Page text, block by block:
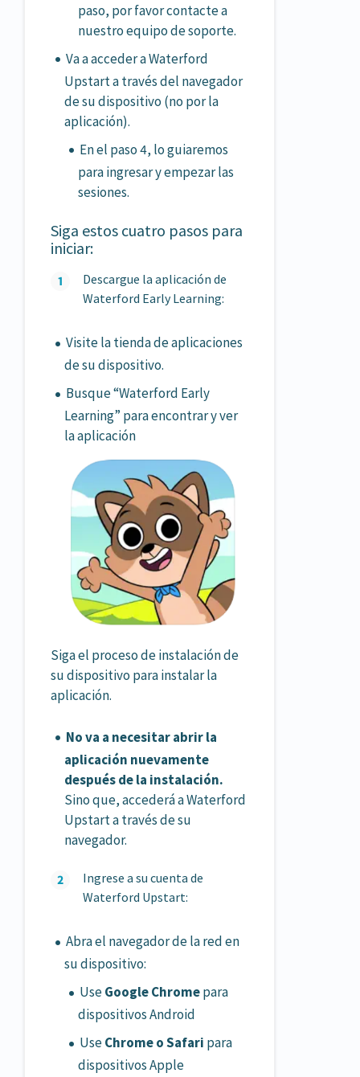
paso, por favor contacte a
nuestro equipo de soporte.
Va a acceder a Waterford
Upstart a través del navegador
de su dispositivo (no por la
aplicación).
En el paso 4, lo guiaremos
para ingresar y empezar las
sesiones.
Siga estos cuatro pasos para
iniciar:
Descargue la aplicación de
Waterford Early Learning:
Visite la tienda de aplicaciones
de su dispositivo.
Busque “Waterford Early
Learning” para encontrar y ver
la aplicación
Siga el proceso de instalación de
su dispositivo para instalar la
aplicación.
No va a necesitar abrir la
aplicación nuevamente
después de la instalación.
Sino que, accederá a Waterford
Upstart a través de su
navegador.
Ingrese a su cuenta de
Waterford Upstart:
Abra el navegador de la red en
su dispositivo:
UseGoogle Chromepara
dispositivos Android
UseChrome o Safari para
dispositivos Apple